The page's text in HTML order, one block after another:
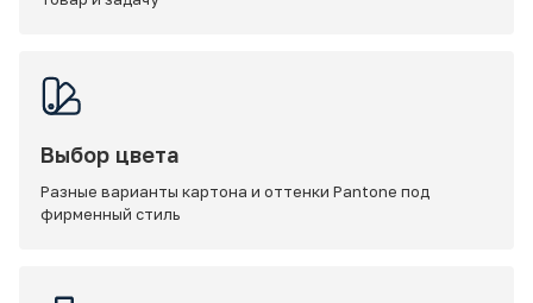
Выбор цвета
Разные варианты картона и оттенки Pantone под
фирменный стиль